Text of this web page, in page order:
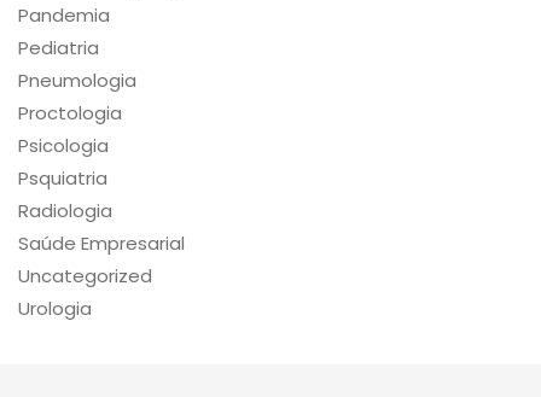
Pandemia
Pediatria
Pneumologia
Proctologia
Psicologia
Psquiatria
Radiologia
Saúde Empresarial
Uncategorized
Urologia